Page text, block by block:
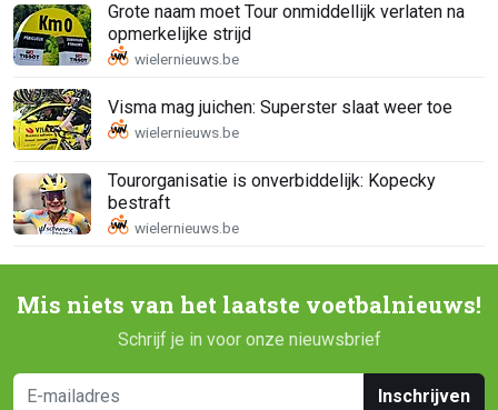
Grote naam moet Tour onmiddellijk verlaten na
opmerkelijke strijd
Visma mag juichen: Superster slaat weer toe
Tourorganisatie is onverbiddelijk: Kopecky
bestraft
Mis niets van het laatste voetbalnieuws!
Schrijf je in voor onze nieuwsbrief
Inschrijven